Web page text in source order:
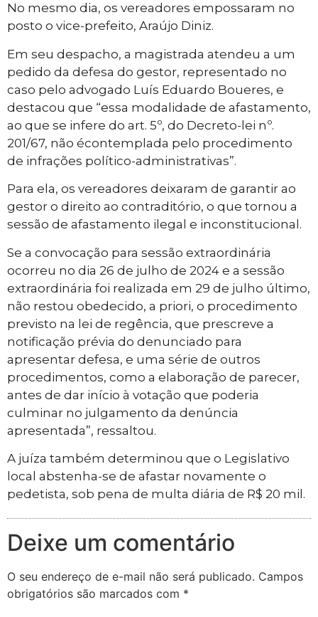
No mesmo dia, os vereadores empossaram no
posto o vice-prefeito, Araújo Diniz.
Em seu despacho, a magistrada atendeu a um
pedido da defesa do gestor, representado no
caso pelo advogado Luís Eduardo Boueres, e
destacou que “essa modalidade de afastamento,
ao que se infere do art. 5º, do Decreto-lei nº.
201/67, não écontemplada pelo procedimento
de infrações político-administrativas”.
Para ela, os vereadores deixaram de garantir ao
gestor o direito ao contraditório, o que tornou a
sessão de afastamento ilegal e inconstitucional.
Se a convocação para sessão extraordinária
ocorreu no dia 26 de julho de 2024 e a sessão
extraordinária foi realizada em 29 de julho último,
não restou obedecido, a priori, o procedimento
previsto na lei de regência, que prescreve a
notificação prévia do denunciado para
apresentar defesa, e uma série de outros
procedimentos, como a elaboração de parecer,
antes de dar início à votação que poderia
culminar no julgamento da denúncia
apresentada”, ressaltou.
A juíza também determinou que o Legislativo
local abstenha-se de afastar novamente o
pedetista, sob pena de multa diária de R$ 20 mil.
Deixe um comentário
O seu endereço de e-mail não será publicado. Campos
obrigatórios são marcados com *